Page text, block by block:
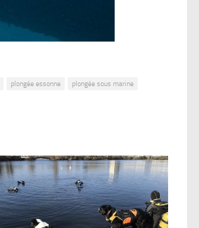
plongée essonne
plongée sous marine